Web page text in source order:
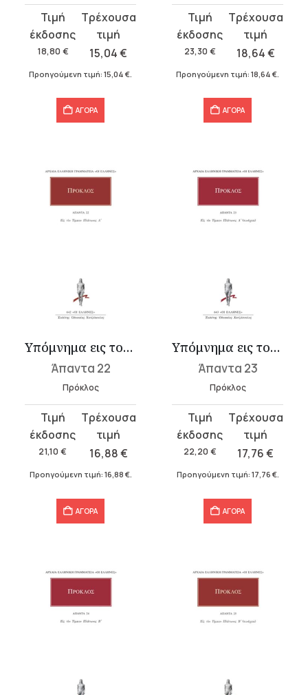
18,80 €
Original
price
was:
18,80 €.
15,04€
τρέχουσα
τιμή
είναι:
Προηγούμενη τιμή: 15,04 €.
ΑΓΟΡΑ
23,30 €
Original
price
was:
23,30 €.
18,64€
τρέχουσα
τιμή
είναι:
Προηγούμενη τιμή: 18,64 €.
ΑΓΟΡΑ
Υπόμνημα εις τον Τίμαιον Πλάτωνος 1
Άπαντα 22
Πρόκλος
21,10 €
Original
price
was:
21,10 €.
16,88€
τρέχουσα
τιμή
είναι:
Προηγούμενη τιμή: 16,88 €.
ΑΓΟΡΑ
Υπόμνημα εις τον Τίμαιον Πλάτωνος 2
Άπαντα 23
Πρόκλος
22,20 €
Original
price
was:
22,20 €.
17,76€
τρέχουσα
τιμή
είναι:
Προηγούμενη τιμή: 17,76 €.
ΑΓΟΡΑ